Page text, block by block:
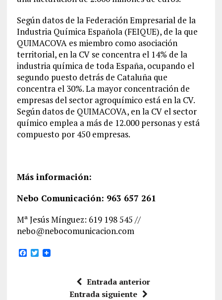
Según datos de la Federación Empresarial de la
Industria Química Española (FEIQUE), de la que
QUIMACOVA es miembro como asociación
territorial, en la CV se concentra el 14% de la
industria química de toda España, ocupando el
segundo puesto detrás de Cataluña que
concentra el 30%. La mayor concentración de
empresas del sector agroquímico está en la CV.
Según datos de QUIMACOVA, en la CV el sector
químico emplea a más de 12.000 personas y está
compuesto por 450 empresas.
Más información:
Nebo Comunicación: 963 657 261
Mª Jesús Mínguez: 619 198 545 //
nebo@nebocomunicacion.com
F T
Entrada anterior
Entrada siguiente